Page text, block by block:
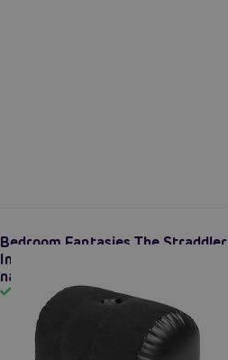
Bedroom Fantasies The Straddler
Inflatable Pillow (Black),
nafukovací polštář na sex
Skladem